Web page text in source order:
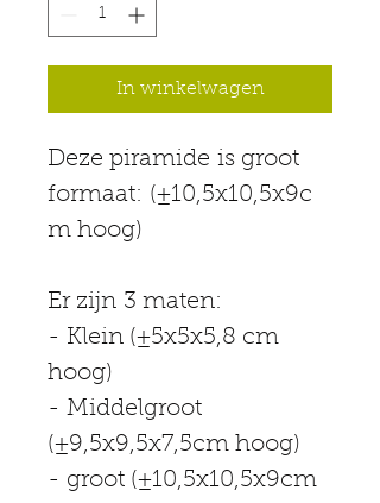
In winkelwagen
Deze piramide is groot
formaat: (±10,5x10,5x9c
m hoog)
Er zijn 3 maten:
- Klein (±5x5x5,8 cm
hoog)
- Middelgroot
(±9,5x9,5x7,5cm hoog)
- groot (±10,5x10,5x9cm